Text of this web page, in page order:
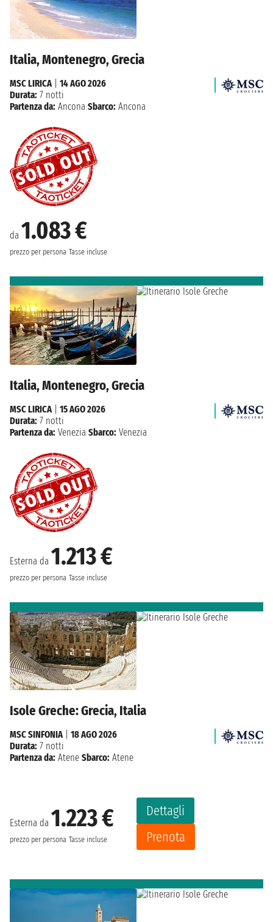
Italia, Montenegro, Grecia
da 1.083 €
prezzo per persona Tasse incluse
MSC LIRICA| 14 AGO 2026
Durata: 7 notti
Partenza da: Ancona Sbarco: Ancona
Italia, Montenegro, Grecia
Esterna da 1.213 €
prezzo per persona Tasse incluse
MSC LIRICA
15 AGO 2026
Durata: 7 notti
Partenza da: Venezia Sbarco: Venezia
Isole Greche: Grecia, Italia
Esterna da 1.223 €
prezzo per persona Tasse incluse
Dettagli
Prenota
MSC SINFONIA| 18 AGO 2026
Durata: 7 notti
Partenza da: Atene Sbarco: Atene